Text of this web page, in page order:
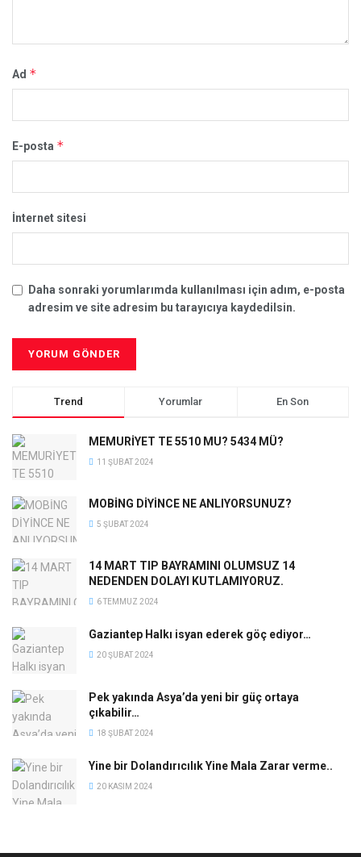
Ad *
E-posta *
İnternet sitesi
Daha sonraki yorumlarımda kullanılması için adım, e-posta
adresim ve site adresim bu tarayıcıya kaydedilsin.
Trend Yorumlar En Son
MEMURİYET TE 5510 MU? 5434 MÜ?
11 ŞUBAT 2024
MOBİNG DİYİNCE NE ANLIYORSUNUZ?
5 ŞUBAT 2024
14 MART TIP BAYRAMINI OLUMSUZ 14
NEDENDEN DOLAYI KUTLAMIYORUZ.
6 TEMMUZ 2024
Gaziantep Halkı isyan ederek göç ediyor…
20 ŞUBAT 2024
Pek yakında Asya’da yeni bir güç ortaya
çıkabilir…
18 ŞUBAT 2024
Yine bir Dolandırıcılık Yine Mala Zarar verme..
20 KASIM 2024